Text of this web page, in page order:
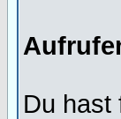
Du hast